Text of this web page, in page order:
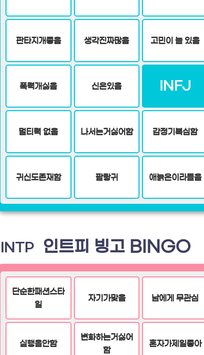
판타지개좋음 생각진짜많음 고민이 늘 있음
폭력개싫음 신은있음 INFJ
멀티력 없음 나서는거싫어함 감정기복심함
귀신도존재함 팔랑귀 애늙은이라들음
INTP 인트피 빙고 BINGO
단순한패션스타
일
자기가맞음 남에게 무관심
실행을안함
변화하는거싫어
함
혼자가제일좋아